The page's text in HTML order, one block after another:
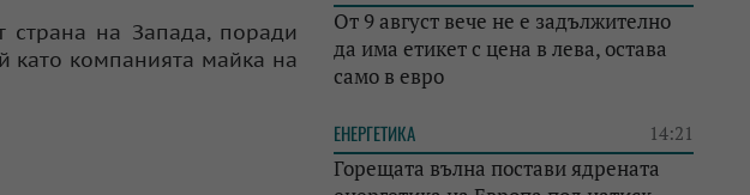
страна на Запада, поради
като компанията майка на
От 9 август вече не е задължително
да има етикет с цена в лева, остава
само в евро
ЕНЕРГЕТИКА 14:21
Горещата вълна постави ядрената